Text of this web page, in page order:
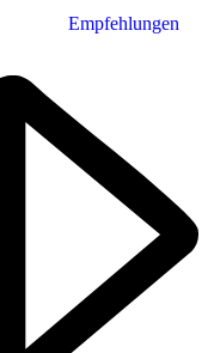
Empfehlungen